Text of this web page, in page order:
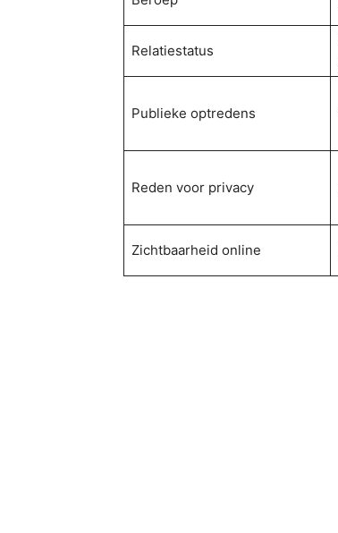
Relatiestatus
Publieke optredens
Reden voor privacy
Zichtbaarheid online